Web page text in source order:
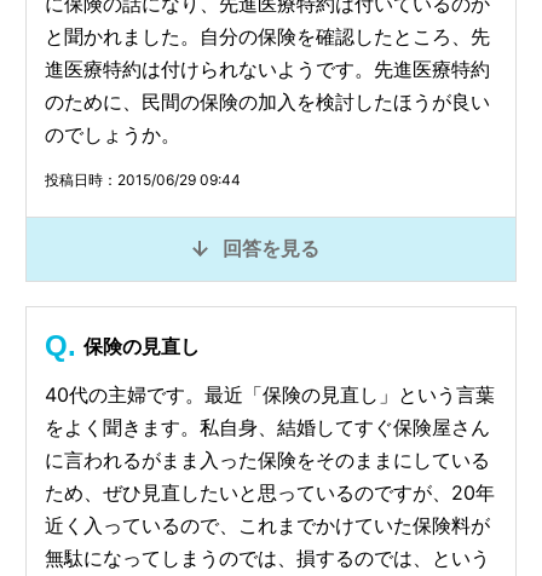
と聞かれました。自分の保険を確認したところ、先
進医療特約は付けられないようです。先進医療特約
のために、民間の保険の加入を検討したほうが良い
のでしょうか。
投稿日時：2015/06/29 09:44
回答を見る
保険の見直し
40代の主婦です。最近「保険の見直し」という言葉
をよく聞きます。私自身、結婚してすぐ保険屋さん
に言われるがまま入った保険をそのままにしている
ため、ぜひ見直したいと思っているのですが、20年
近く入っているので、これまでかけていた保険料が
無駄になってしまうのでは、損するのでは、という